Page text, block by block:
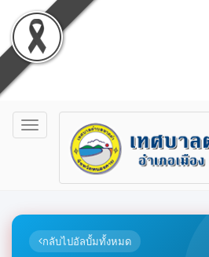
Toggle
navigation
กลับไปอัลบั้มทั้งหมด